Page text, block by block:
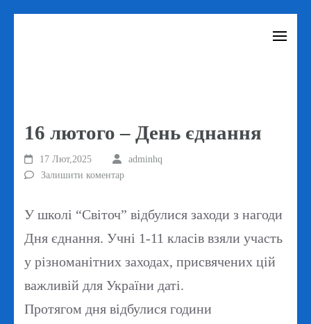
16 лютого – День єднання
17 Лют,2025
adminhq
Залишити коментар
У школі “Світоч” відбулися заходи з нагоди
Дня єднання. Учні 1-11 класів взяли участь
у різноманітних заходах, присвячених цій
важливій для України даті.
Протягом дня відбулися години